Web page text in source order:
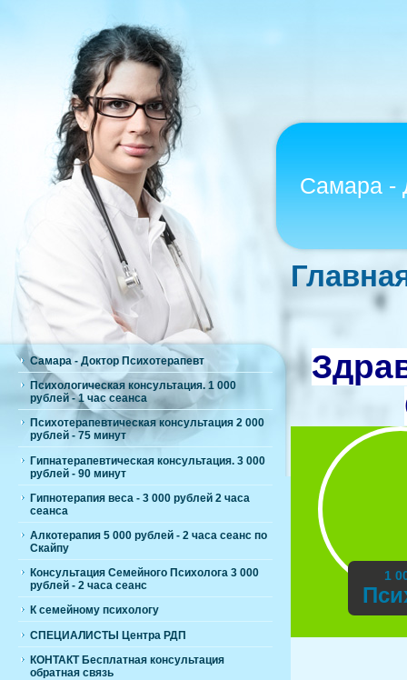
Самара - Доктор Психотерапевт
Психологическая консультация. 1 000
рублей - 1 час сеанса
Психотерапевтическая консультация 2 000
рублей - 75 минут
Гипнатерапевтическая консультация. 3 000
рублей - 90 минут
Гипнотерапия веса - 3 000 рублей 2 часа
сеанса
Алкотерапия 5 000 рублей - 2 часа сеанс по
Скайпу
Консультация Семейного Психолога 3 000
рублей - 2 часа сеанс
К семейному психологу
СПЕЦИАЛИСТЫ Центра РДП
КОНТАКТ Бесплатная консультация
обратная связь
Самара -
1